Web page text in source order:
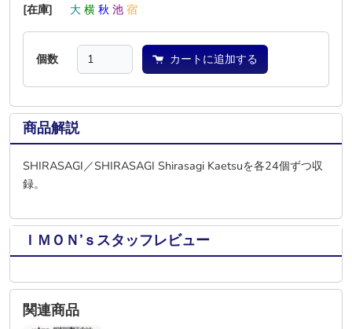
[在庫]
大 横 秋 池 宿
個数 カートに追加する
商品解説
SHIRASAGI／SHIRASAGI Shirasagi Kaetsuを各24個ずつ収
録。
ＩＭＯＮ’ｓスタッフレビュー
関連商品